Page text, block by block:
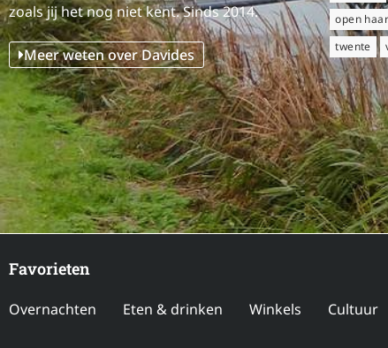
zoals jij het nog niet kent. Sinds 2014.
Meer weten over Davides
open
twente
Favorieten
Overnachten Eten & drinken Winkels Cultuur